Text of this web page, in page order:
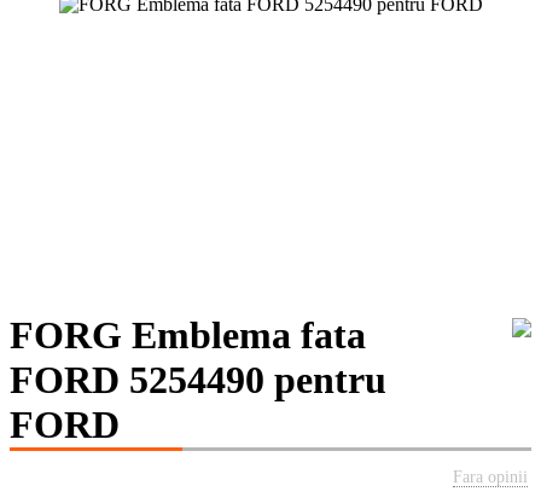
FORG Emblema fata
FORD 5254490 pentru
FORD
Fara opinii